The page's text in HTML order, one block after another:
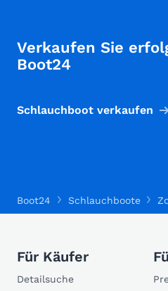
Verkaufen Sie
Boot24
Schlauchboot verkaufen
Boot24 Schlauchboote
Für Käufer
Detailsuche